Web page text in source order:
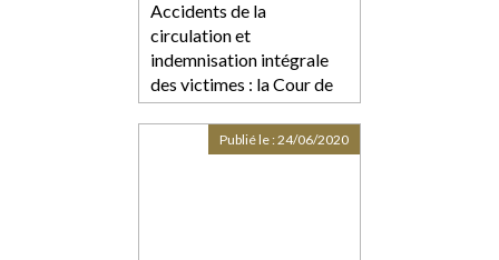
Accidents de la
circulation et
indemnisation intégrale
des victimes : la Cour de
cassation persiste et
Publié le :24/06/2020